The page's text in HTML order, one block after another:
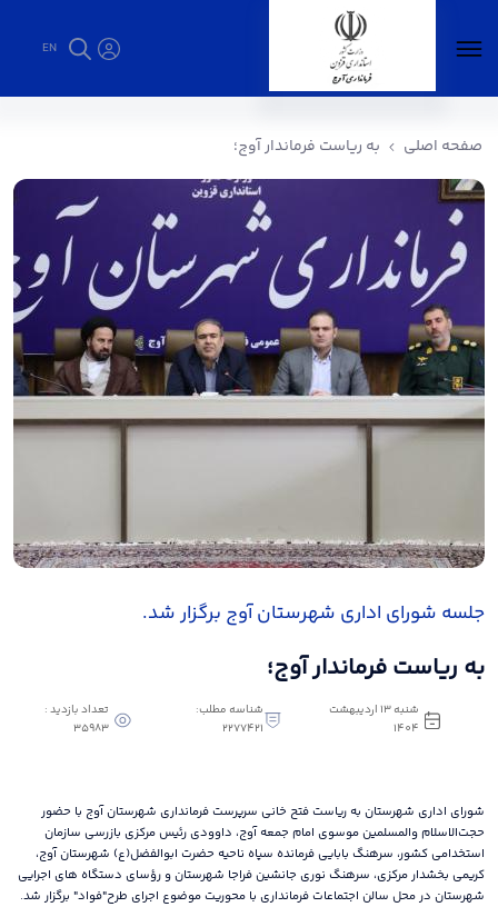
EN
صفحه اصلی به ریاست فرماندار آوج؛
جلسه شورای اداری شهرستان آوج برگزار شد.
به ریاست فرماندار آوج؛
شنبه 13 اردیبهشت
1404
شناسه مطلب:
2277421
تعداد بازدید :
35983
شورای اداری شهرستان به ریاست فتح خانی سرپرست فرمانداری شهرستان آوج با حضور
حجت‌الاسلام والمسلمین موسوی امام جمعه آوج، داوودی رئیس مرکزی بازرسی سازمان
استخدامی کشور، سرهنگ بابایی فرمانده سپاه ناحیه حضرت ابوالفضل(ع) شهرستان آوج،
کریمی بخشدار مرکزی، سرهنگ نوری جانشین فراجا شهرستان و رؤسای دستگاه های اجرایی
شهرستان در محل سالن اجتماعات فرمانداری با محوریت موضوع اجرای طرح"فواد" برگزار شد.